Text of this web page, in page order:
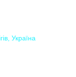
Україна